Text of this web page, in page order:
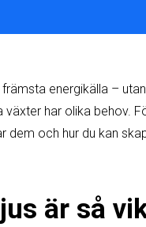
energikälla –
växter har olika behov.
dem och hur du kan
är så